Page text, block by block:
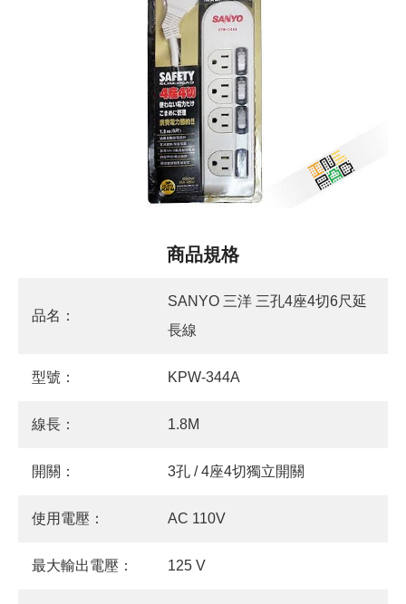
商品規格
品名：
SANYO 三洋 三孔4座4切6尺延
長線
型號： KPW-344A
線長： 1.8M
開關： 3孔 / 4座4切獨立開關
使用電壓： AC 110V
最大輸出電壓： 125 V